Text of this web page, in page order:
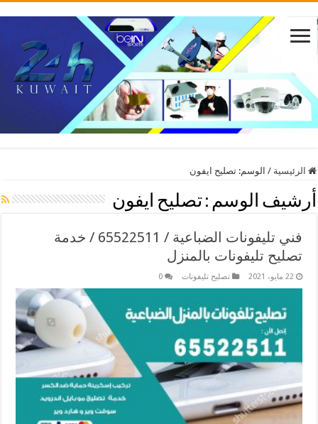
الرئيسية / الوسم:تصليح ايفون
أرشيف الوسم :تصليح ايفون
فني تليفونات الضباعية / 65522511 / خدمة
تصليح تليفونات بالمنزل
22 مايو، 2021 تصليح تليفونات 0